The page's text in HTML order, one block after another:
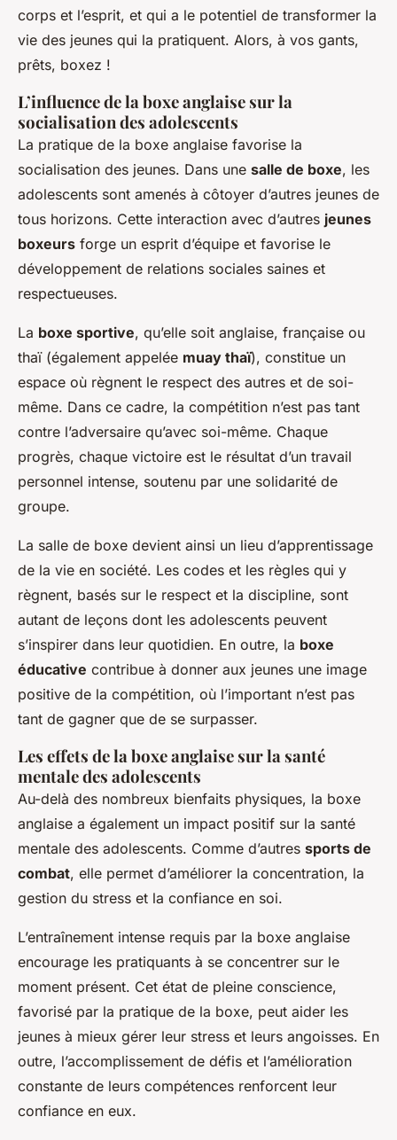
corps et l’esprit, et qui a le potentiel de transformer la
vie des jeunes qui la pratiquent. Alors, à vos gants,
prêts, boxez !
L’influence de la boxe anglaise sur la
socialisation des adolescents
La pratique de la boxe anglaise favorise la
socialisation des jeunes. Dans une salle de boxe, les
adolescents sont amenés à côtoyer d’autres jeunes de
tous horizons. Cette interaction avec d’autres jeunes
boxeurs forge un esprit d’équipe et favorise le
développement de relations sociales saines et
respectueuses.
La boxe sportive, qu’elle soit anglaise, française ou
thaï (également appelée muay thaï), constitue un
espace où règnent le respect des autres et de soi-
même. Dans ce cadre, la compétition n’est pas tant
contre l’adversaire qu’avec soi-même. Chaque
progrès, chaque victoire est le résultat d’un travail
personnel intense, soutenu par une solidarité de
groupe.
La salle de boxe devient ainsi un lieu d’apprentissage
de la vie en société. Les codes et les règles qui y
règnent, basés sur le respect et la discipline, sont
autant de leçons dont les adolescents peuvent
s’inspirer dans leur quotidien. En outre, la boxe
éducative contribue à donner aux jeunes une image
positive de la compétition, où l’important n’est pas
tant de gagner que de se surpasser.
Les effets de la boxe anglaise sur la santé
mentale des adolescents
Au-delà des nombreux bienfaits physiques, la boxe
anglaise a également un impact positif sur la santé
mentale des adolescents. Comme d’autres sports de
combat, elle permet d’améliorer la concentration, la
gestion du stress et la confiance en soi.
L’entraînement intense requis par la boxe anglaise
encourage les pratiquants à se concentrer sur le
moment présent. Cet état de pleine conscience,
favorisé par la pratique de la boxe, peut aider les
jeunes à mieux gérer leur stress et leurs angoisses. En
outre, l’accomplissement de défis et l’amélioration
constante de leurs compétences renforcent leur
confiance en eux.